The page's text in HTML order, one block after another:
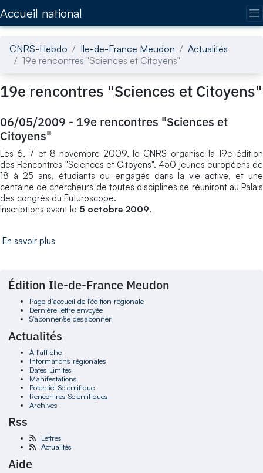
Accueil national
CNRS-Hebdo Ile-de-France Meudon
Actualités
19e rencontres "Sciences et Citoyens"
19e rencontres "Sciences et Citoyens"
06/05/2009 - 19e rencontres "Sciences et
Citoyens"
Les 6, 7 et 8 novembre 2009, le CNRS organise la 19e édition
des Rencontres "Sciences et Citoyens". 450 jeunes européens de
18 à 25 ans, étudiants ou engagés dans la vie active, et une
centaine de chercheurs de toutes disciplines se réuniront au Palais
des congrès du Futuroscope.
Inscriptions avant le 5 octobre 2009.
En savoir plus
Édition Ile-de-France Meudon
Page d'accueil de l'édition régionale
Dernière lettre envoyée
S'abonner/se désabonner
Actualités
À l'affiche
Informations régionales
Dates Limites
Manifestations
Potentiel Scientifique
Rencontres Scientifiques
Archives
Rss
Lettres
Actualités
Aide